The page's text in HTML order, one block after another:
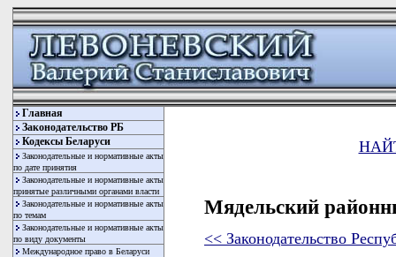
Главная
Законодательство РБ
Кодексы Беларуси
Законодательные и нормативные акты
по дате принятия
Законодательные и нормативные акты
принятые различными органами власти
Законодательные и нормативные акты
по темам
Законодательные и нормативные акты
по виду документы
Международное право в Беларуси
Мядельский
<< Законодательство